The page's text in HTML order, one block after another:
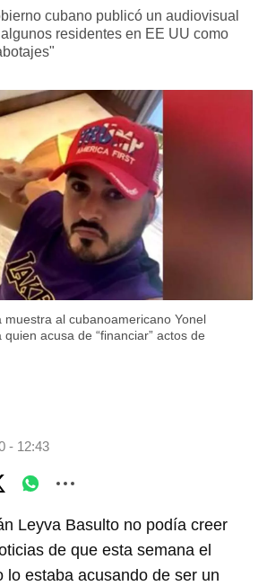
cubano publicó un audiovisual
residentes en EE UU como
muestra al cubanoamericano Yonel
acusa de “financiar” actos de
- 12:43
Leyva Basulto no podía creer
de que esta semana el
lo estaba acusando de ser un